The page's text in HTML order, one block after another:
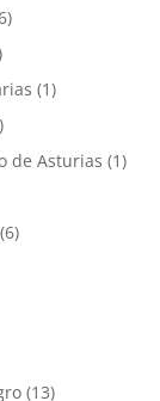
(1)
de Asturias (1)
(6)
(13)